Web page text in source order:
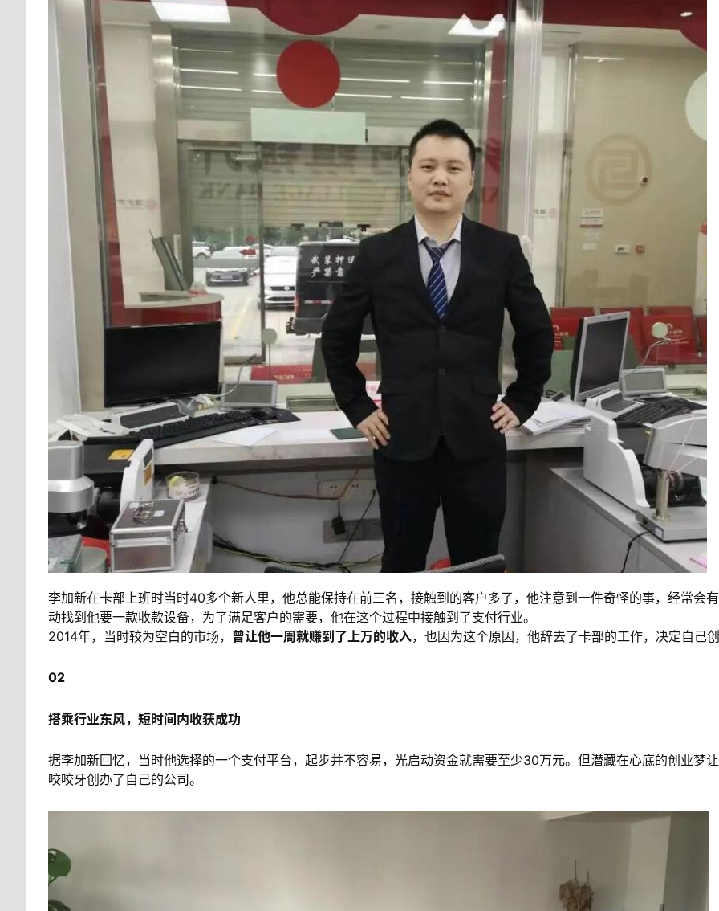
李加新在卡部上班时当时40多个新人里，他总能保持在前三名，接触到的客户多了，他注意到一件奇怪的事，经常会
动找到他要一款收款设备，为了满足客户的需要，他在这个过程中接触到了支付行业。
2014年，当时较为空白的市场， 曾让他一周就赚到了上万的收入，也因为这个原因，他辞去了卡部的工作，决定自己创
02
搭乘行业东风，短时间内收获成功
据李加新回忆，当时他选择的一个支付平台，起步并不容易，光启动资金就需要至少30万元。但潜藏在心底的创业梦
咬咬牙创办了自己的公司。